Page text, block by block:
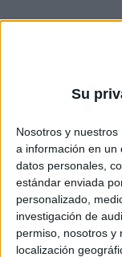
Su
Nosotros y nuestros
a información en un
datos personales,
estándar enviada
personalizado,
investigación de
permiso, nosotros y
localización